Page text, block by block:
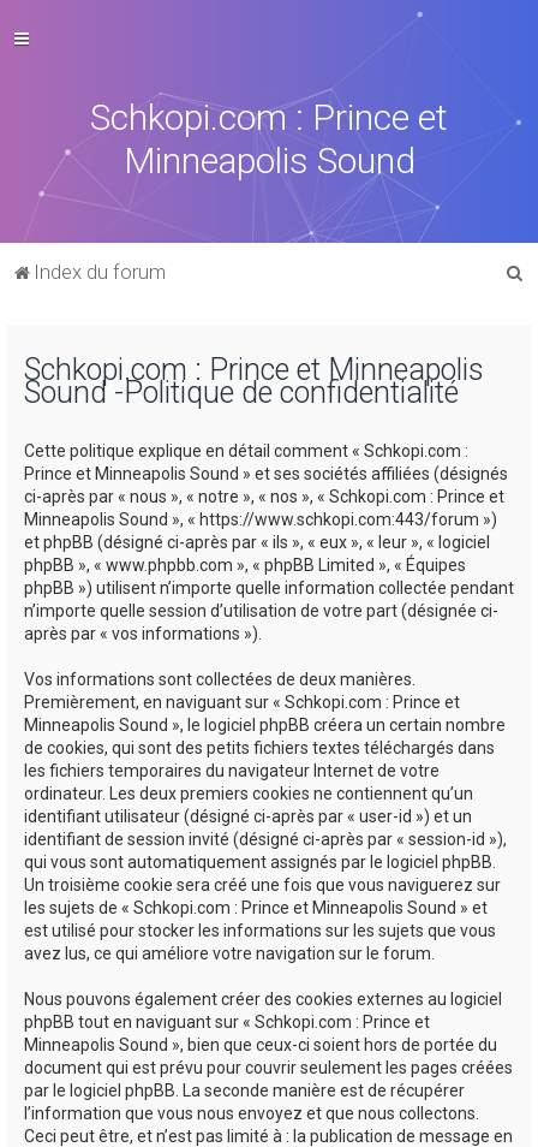
Schkopi.com : Prince et
Minneapolis Sound
Index du forum
Schkopi.com : Prince et Minneapolis
Sound -Politique de confidentialité
Cette politique explique en détail comment « Schkopi.com :
Prince et Minneapolis Sound » et ses sociétés affiliées (désignés
ci-après par « nous », « notre », « nos », « Schkopi.com : Prince et
Minneapolis Sound », « https://www.schkopi.com:443/forum »)
et phpBB (désigné ci-après par « ils », « eux », « leur », « logiciel
phpBB », « www.phpbb.com », « phpBB Limited », « Équipes
phpBB ») utilisent n’importe quelle information collectée pendant
n’importe quelle session d’utilisation de votre part (désignée ci-
après par « vos informations »).
Vos informations sont collectées de deux manières.
Premièrement, en naviguant sur « Schkopi.com : Prince et
Minneapolis Sound », le logiciel phpBB créera un certain nombre
de cookies, qui sont des petits fichiers textes téléchargés dans
les fichiers temporaires du navigateur Internet de votre
ordinateur. Les deux premiers cookies ne contiennent qu’un
identifiant utilisateur (désigné ci-après par « user-id ») et un
identifiant de session invité (désigné ci-après par « session-id »),
qui vous sont automatiquement assignés par le logiciel phpBB.
Un troisième cookie sera créé une fois que vous naviguerez sur
les sujets de « Schkopi.com : Prince et Minneapolis Sound » et
est utilisé pour stocker les informations sur les sujets que vous
avez lus, ce qui améliore votre navigation sur le forum.
Nous pouvons également créer des cookies externes au logiciel
phpBB tout en naviguant sur « Schkopi.com : Prince et
Minneapolis Sound », bien que ceux-ci soient hors de portée du
document qui est prévu pour couvrir seulement les pages créées
par le logiciel phpBB. La seconde manière est de récupérer
l’information que vous nous envoyez et que nous collectons.
Ceci peut être, et n’est pas limité à : la publication de message en